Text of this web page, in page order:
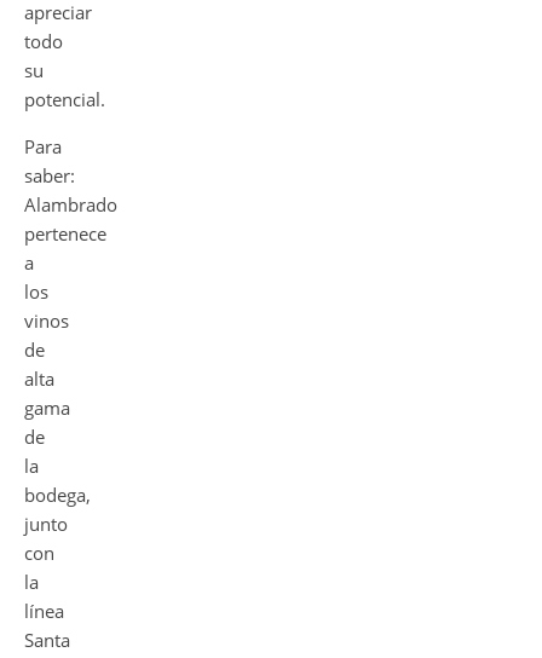
apreciar
todo
su
potencial.
Para
saber:
Alambrado
pertenece
a
los
vinos
de
alta
gama
de
la
bodega,
junto
con
la
línea
Santa